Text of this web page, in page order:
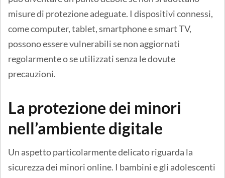
misure di protezione adeguate. I dispositivi connessi,
come computer, tablet, smartphone e smart TV,
possono essere vulnerabili se non aggiornati
regolarmente o se utilizzati senza le dovute
precauzioni.
La protezione dei minori
nell’ambiente digitale
Un aspetto particolarmente delicato riguarda la
sicurezza dei minori online. I bambini e gli adolescenti